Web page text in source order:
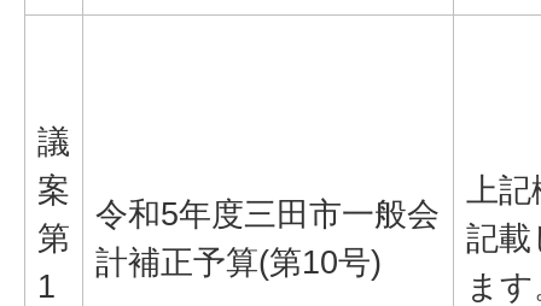
議
案
第
1
令和5年度三田市一般会
計補正予算(第10号)
上
記載
ま